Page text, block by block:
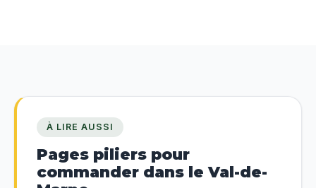
À LIRE AUSSI
Pages piliers pour
commander dans le Val-de-